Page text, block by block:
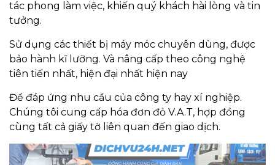
tác phong làm việc, khiến quý khách hài lòng và tin
tưởng.
Sử dụng các thiết bị máy móc chuyên dùng, được
bảo hành kĩ lưỡng. Và nâng cấp theo công nghệ
tiên tiến nhất, hiện đại nhất hiện nay
Để đáp ứng nhu cầu của công ty hay xí nghiệp.
Chúng tôi cung cấp hóa đơn đỏ V.A.T, hợp đồng
cùng tất cả giấy tờ liên quan đến giao dịch.